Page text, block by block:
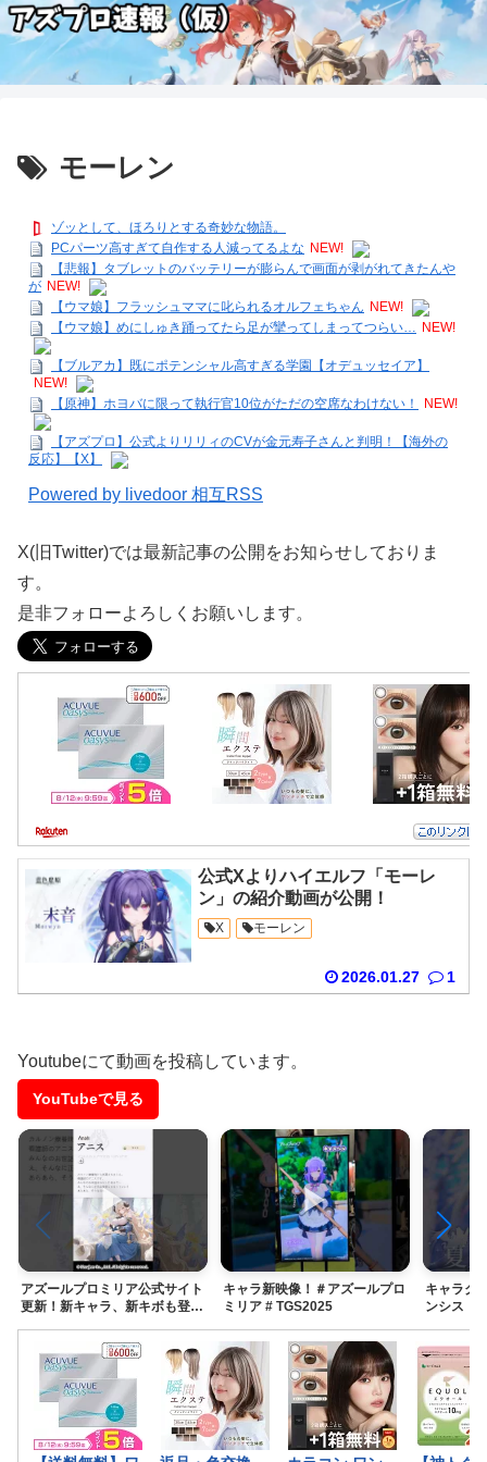
モーレン
ゾッとして、ほろりとする奇妙な物語。
PCパーツ高すぎて自作する人減ってるよな NEW!
【悲報】タブレットのバッテリーが膨らんで画面が剥がれてきたんや
が NEW!
【ウマ娘】フラッシュママに叱られるオルフェちゃん NEW!
【ウマ娘】めにしゅき踊ってたら足が攣ってしまってつらい… NEW!
【ブルアカ】既にポテンシャル高すぎる学園【オデュッセイア】
NEW!
【原神】ホヨバに限って執行官10位がただの空席なわけない！
NEW!
【アズプロ】公式よりリリィのCVが金元寿子さんと判明！【海外の
反応】【X】
Powered by livedoor 相互RSS
X(旧Twitter)では最新記事の公開をお知らせしておりま
す。
是非フォローよろしくお願いします。
公式Xよりハイエルフ「モーレ
ン」の紹介動画が公開！
2026.01.27 1
X モーレン
Youtubeにて動画を投稿しています。
YouTubeで見る
▶
アズールプロミリア公式サイト
更新！新キャラ、新キボも登
▶
キャラ新映像！＃アズールプロ
ミリア # TGS2025
キャラク
ンシス #